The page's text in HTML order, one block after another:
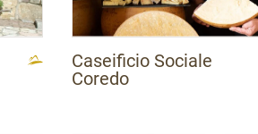
Caseificio Sociale
Coredo